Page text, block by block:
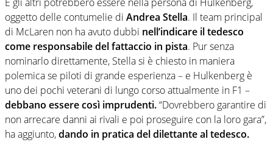
E gli altri potrebbero essere nella persona di Hulkenberg,
oggetto delle contumelie di Andrea Stella. Il team principal
di McLaren non ha avuto dubbi nell’indicare il tedesco
come responsabile del fattaccio in pista. Pur senza
nominarlo direttamente, Stella si è chiesto in maniera
polemica se piloti di grande esperienza – e Hulkenberg è
uno dei pochi veterani di lungo corso attualmente in F1 –
debbano essere così imprudenti.“Dovrebbero garantire di
non arrecare danni ai rivali e poi proseguire con la loro gara”,
ha aggiunto,dando in pratica del dilettante al tedesco.